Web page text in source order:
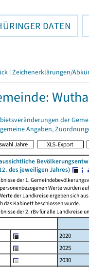
DATEN
| Zeichenerklärungen/
der
Angaben,
des jeweiligen Jahres)
der 1.
Werte wurden
der Landkreise ergeben sich
das Kabinett beschlossen wurde.
der 2. rBv für alle Landkreise
2020
2025
2030